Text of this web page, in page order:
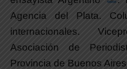
Agencia del Plata.
internacionales.
Asociación de
Provincia de Buenos Aires